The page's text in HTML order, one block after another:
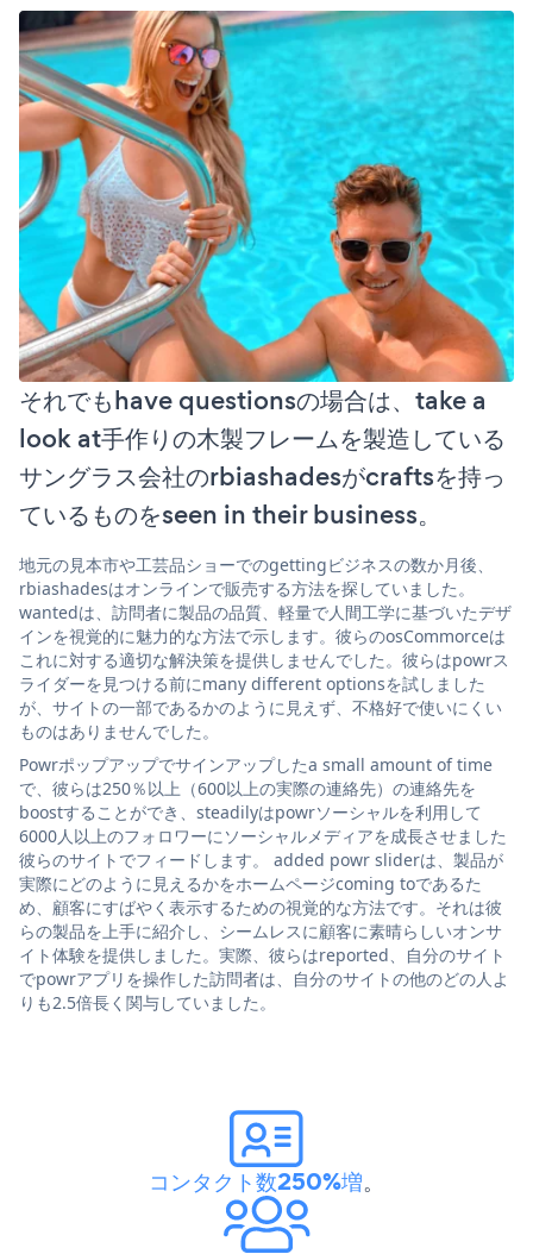
それでもhave questionsの場合は、take a
look at手作りの木製フレームを製造している
サングラス会社のrbiashadesがcraftsを持っ
ているものをseen in their business。
地元の見本市や工芸品ショーでのgettingビジネスの数か月後、
rbiashadesはオンラインで販売する方法を探していました。
wantedは、訪問者に製品の品質、軽量で人間工学に基づいたデザ
インを視覚的に魅力的な方法で示します。彼らのosCommorceは
これに対する適切な解決策を提供しませんでした。彼らはpowrス
ライダーを見つける前にmany different optionsを試しました
が、サイトの一部であるかのように見えず、不格好で使いにくい
ものはありませんでした。
Powrポップアップでサインアップしたa small amount of time
で、彼らは250％以上（600以上の実際の連絡先）の連絡先を
boostすることができ、steadilyはpowrソーシャルを利用して
6000人以上のフォロワーにソーシャルメディアを成長させました
彼らのサイトでフィードします。 added powr sliderは、製品が
実際にどのように見えるかをホームページcoming toであるた
め、顧客にすばやく表示するための視覚的な方法です。それは彼
らの製品を上手に紹介し、シームレスに顧客に素晴らしいオンサ
イト体験を提供しました。実際、彼らはreported、自分のサイト
でpowrアプリを操作した訪問者は、自分のサイトの他のどの人よ
りも2.5倍長く関与していました。
コンタクト数250%増。